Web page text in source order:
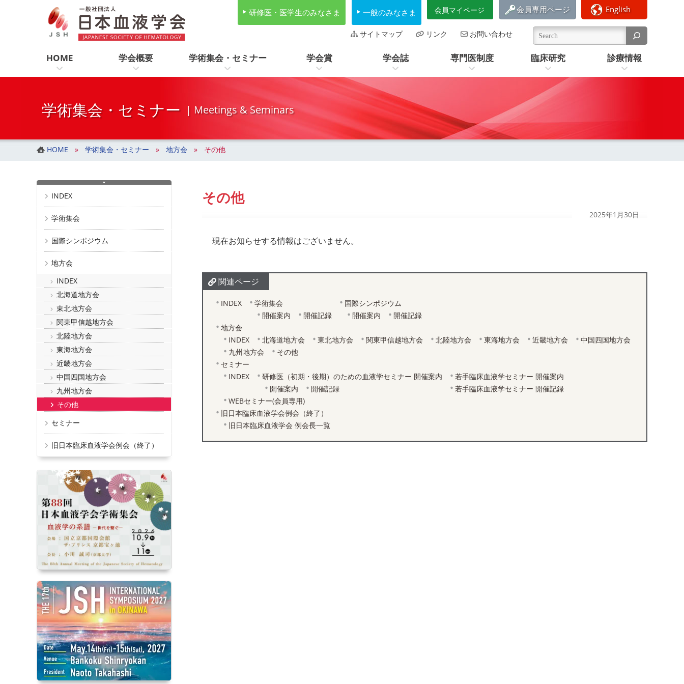
ス
ン
English
一般社団法人 日本血液学会 会員専用ページ
研修医・医学生のみなさま 一般のみなさま
サイトマップ リンク お問い合わせ
会員マイページ
HOME 学会概要 学術集会・セミナー 学会賞 学会誌 専門医制度 臨床研究 診療情報
学術集会・セミナー | Meetings & Seminars
HOME 学術集会・セミナー 地方会 その他
その他
最
時
2025年1月30日
現在お知らせする情報はございません。
関連ページ
INDEX
学術集会
開催案内
開催記録
国際シンポジウム
開催案内
開催記録
地方会
INDEX
北海道地方会 東北地方会 関東甲信越地方会 北陸地方会 東海地方会 近畿地方会
中国四国地方会
九州地方会
その他
セミナー
INDEX
研修医（初期・後期）のための血液学セミナー 開催案内
開催案内
開催記録
若手臨床血液学セミナー 開催案内
若手臨床血液学セミナー 開催記録
WEBセミナー(会員専用)
旧日本臨床血液学会例会（終了）
旧日本臨床血液学会 例会長一覧
INDEX
学術集会
国際シンポジウム
地方会
INDEX
北海道地方会
東北地方会
関東甲信越地方会
北陸地方会
東海地方会
近畿地方会
中国四国地方会
九州地方会
その他
セミナー
旧日本臨床血液学会例会（終了）